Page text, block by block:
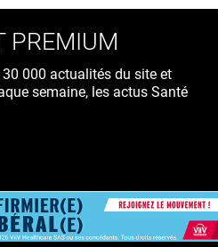
PREMIUM
000 actualités du site et
semaine, les actus Santé